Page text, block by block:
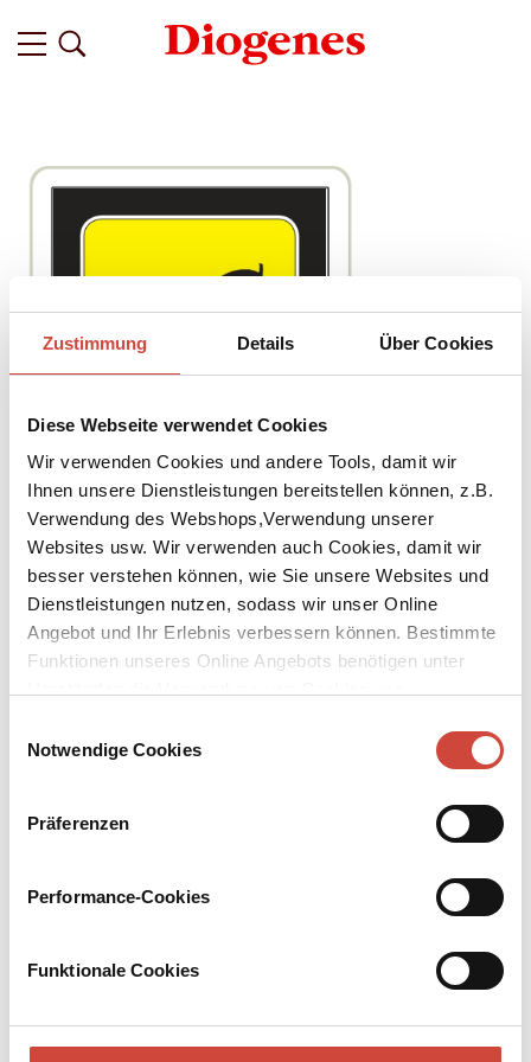
Zustimmung Details Über Cookies
Diese Webseite verwendet Cookies
Wir verwenden Cookies und andere Tools, damit wir
Ihnen unsere Dienstleistungen bereitstellen können, z.B.
Verwendung des Webshops,Verwendung unserer
Websites usw. Wir verwenden auch Cookies, damit wir
besser verstehen können, wie Sie unsere Websites und
Dienstleistungen nutzen, sodass wir unser Online
Angebot und Ihr Erlebnis verbessern können. Bestimmte
Funktionen unseres Online Angebots benötigen unter
Notwendige Cookies
Präferenzen
Performance-Cookies
Funktionale Cookies
Kaufen
LSD, sexuelle Promiskuität, hilflose Eltern konfrontiert mit
verzweifelten Teenagern – die Krimilegende Ross Macdonald
368 Seiten (Printausgabe)
erschienen am 01. Dezember 2016